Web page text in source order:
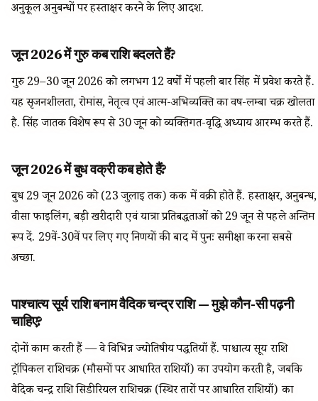
अनुकूल अनुबन्धों पर हस्ताक्षर करने के लिए आदर्श.
जून 2026 में गुरु कब राशि बदलते हैं?
गुरु 29–30 जून 2026 को लगभग 12 वर्षों में पहली बार सिंह में प्रवेश करते हैं.
यह सृजनशीलता, रोमांस, नेतृत्व एवं आत्म-अभिव्यक्ति का वर्ष-लम्बा चक्र खोलता
है. सिंह जातक विशेष रूप से 30 जून को व्यक्तिगत-वृद्धि अध्याय आरम्भ करते हैं.
जून 2026 में बुध वक्री कब होते हैं?
बुध 29 जून 2026 को (23 जुलाई तक) कर्क में वक्री होते हैं. हस्ताक्षर, अनुबन्ध,
वीसा फाइलिंग, बड़ी खरीदारी एवं यात्रा प्रतिबद्धताओं को 29 जून से पहले अन्तिम
रूप दें. 29वें-30वें पर लिए गए निर्णयों की बाद में पुनः समीक्षा करना सबसे
अच्छा.
पाश्चात्य सूर्य राशि बनाम वैदिक चन्द्र राशि — मुझे कौन-सी पढ़नी
चाहिए?
दोनों काम करती हैं — वे विभिन्न ज्योतिषीय पद्धतियाँ हैं. पाश्चात्य सूर्य राशि
ट्रॉपिकल राशिचक्र (मौसमों पर आधारित राशियाँ) का उपयोग करती है, जबकि
वैदिक चन्द्र राशि सिडीरियल राशिचक्र (स्थिर तारों पर आधारित राशियाँ) का